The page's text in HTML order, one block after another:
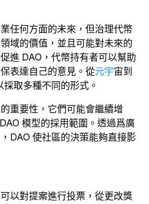
任何方面的未來，但治理代幣
域的價值，並且可能對未來的
進 DAO，代幣持有者可以幫助
表達自己的意見。從元宇宙到
採取多種不同的形式 。
重要性，它們可能會繼續增
模型的採用範圍。透過爲廣
DAO 使社區的決策能夠直接影
以對提案進行投票，從更改獎